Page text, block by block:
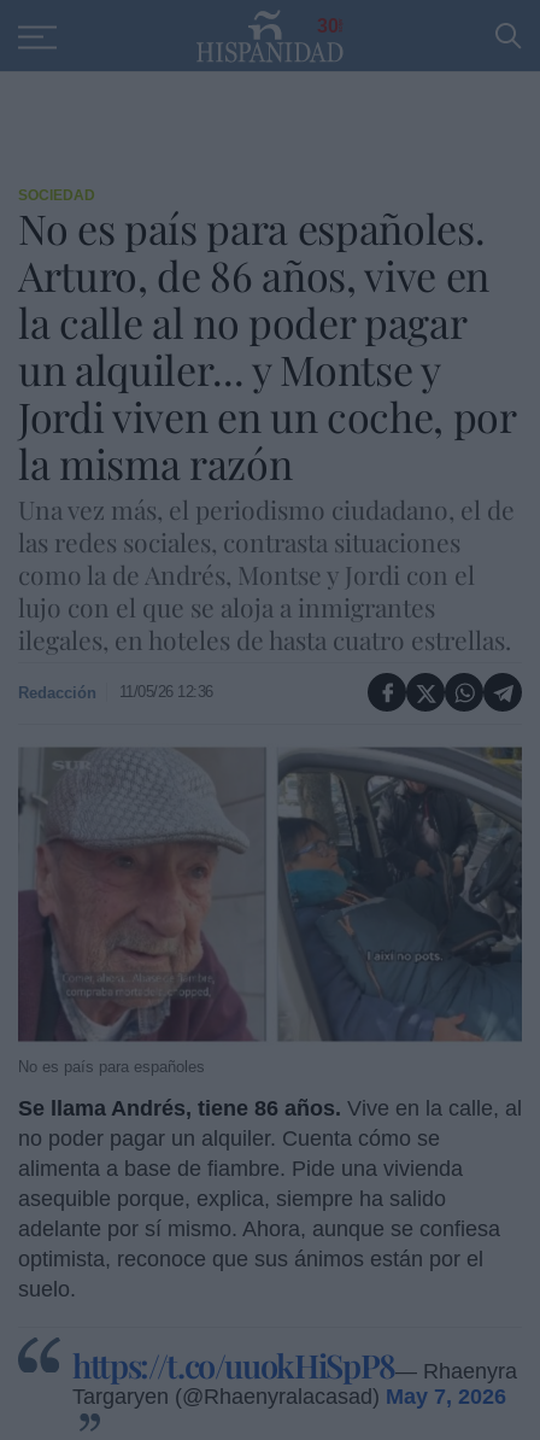
30
SOCIEDAD
No es país para españoles.
Arturo, de 86 años, vive en
la calle al no poder pagar
un alquiler... y Montse y
Jordi viven en un coche, por
la misma razón
Una vez más, el periodismo ciudadano, el de
las redes sociales, contrasta situaciones
como la de Andrés, Montse y Jordi con el
lujo con el que se aloja a inmigrantes
ilegales, en hoteles de hasta cuatro estrellas.
Redacción 11/05/26 12:36
No es país para españoles
Se llama Andrés, tiene 86 años. Vive en la calle, al
no poder pagar un alquiler. Cuenta cómo se
alimenta a base de fiambre. Pide una vivienda
asequible porque, explica, siempre ha salido
adelante por sí mismo. Ahora, aunque se confiesa
optimista, reconoce que sus ánimos están por el
suelo.
https://t.co/uuokHiSpP8— Rhaenyra
Targaryen (@Rhaenyralacasad) May 7, 2026